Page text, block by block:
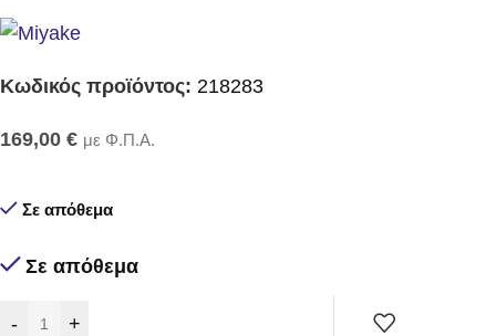
Κωδικός προϊόντος: 218283
169,00 € με Φ.Π.Α.
Σε απόθεμα
Σε απόθεμα
- +